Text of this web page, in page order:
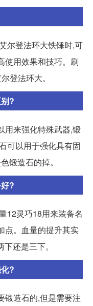
尔登法环大铁锤时,可
使用效果和技巧。刷
登法环大。
?
用来强化特殊武器,锻
可以用于强化具有固
锻造石的掉。
?
12灵巧18用来装备名
点。血量的提升其实
还是三下。
?
锻造石的,但是需要注